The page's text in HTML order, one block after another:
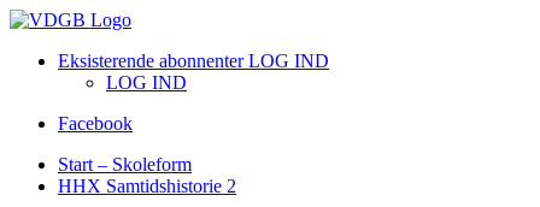
Eksisterende abonnenter LOG IND
LOG IND
Facebook
Start – Skoleform
HHX Samtidshistorie 2